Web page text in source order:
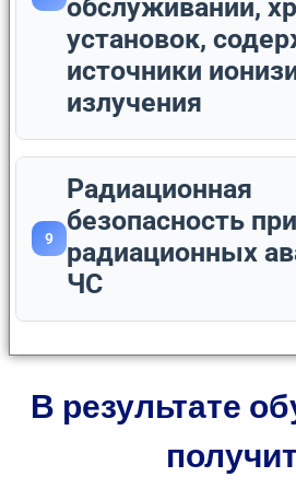
обслуживании,
установок,
источники
излучения
9
Радиационная
безопасность при
радиационных
ЧС
В результате